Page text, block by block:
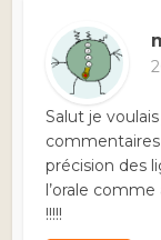
Salut je
précision des
l’orale
!!!!!